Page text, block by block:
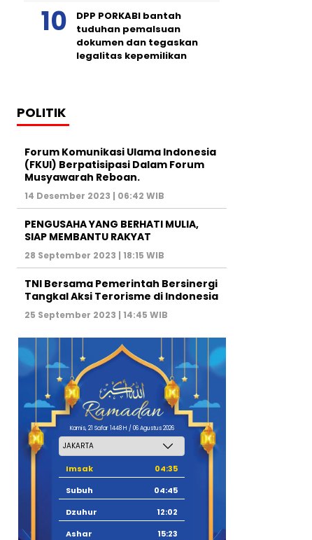
DPP PORKABI bantah
tuduhan pemalsuan
dokumen dan tegaskan
legalitas kepemilikan
POLITIK
Forum Komunikasi Ulama Indonesia
(FKUI) Berpatisipasi Dalam Forum
Musyawarah Reboan.
14 Desember 2023 | 06:42 WIB
PENGUSAHA YANG BERHATI MULIA,
SIAP MEMBANTU RAKYAT
28 September 2023 | 18:15 WIB
TNI Bersama Pemerintah Bersinergi
Tangkal Aksi Terorisme di Indonesia
25 September 2023 | 14:45 WIB
Kamis, 21 Safar 1448 H / 06 Agustus 2026
Imsak
04:35
Subuh
04:45
Dzuhur
12:02
Ashar
15:23